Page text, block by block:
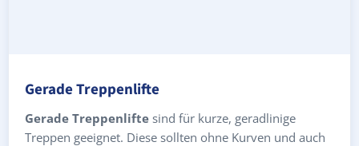
Gerade Treppenlifte
Gerade Treppenlifte sind für kurze, geradlinige
Treppen geeignet. Diese sollten ohne Kurven und auch